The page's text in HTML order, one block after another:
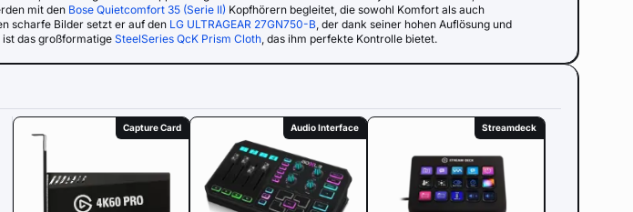
mit den Bose Quietcomfort 35 (Serie II) Kopfhörern begleitet, die sowohl Komfort als auch
scharfe Bilder setzt er auf den LG ULTRAGEAR 27GN750-B, der dank seiner hohen Auflösung und
das großformatige SteelSeries QcK Prism Cloth, das ihm perfekte Kontrolle bietet.
Capture Card Audio Interface Streamdeck